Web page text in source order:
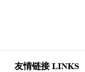
友情链接 LINKS